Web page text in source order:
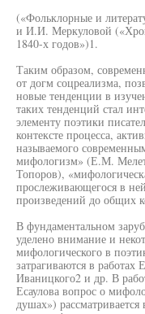
(«Фольклорные и
и И.И. Меркуловой
1840-х годов»)1.
Таким образом,
от догм соцреализма,
новые тенденции в
таких тенденций стал
элементу поэтики
контексте процесса,
называемого
мифологизм» (Е.М.
Топоров),
прослеживающегося в
произведений до общих
В фундаментальном
уделено внимание и
мифологического в
затрагиваются в
Иваницкого2 и др. В
Есаулова вопрос о
душах»)